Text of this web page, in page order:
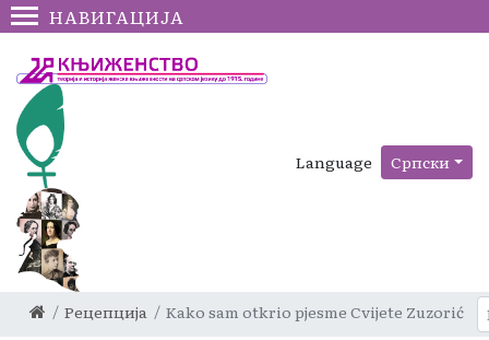
НАВИГАЦИЈА
Language Српски
Рецепција Kako sam otkrio pjesme Cvijete Zuzorić